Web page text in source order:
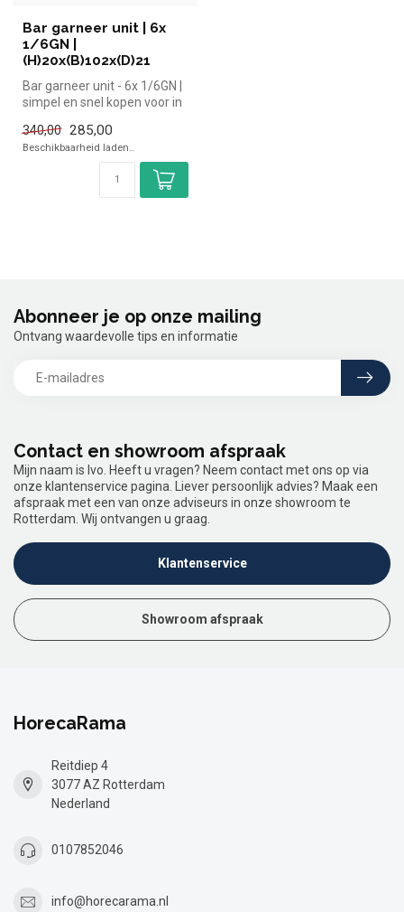
Bar garneer unit | 6x
1/6GN |
(H)20x(B)102x(D)21
Bar garneer unit - 6x 1/6GN |
simpel en snel kopen voor in
340,00 285,00
Beschikbaarheid laden..
Contact en showroom afspraak
Mijn naam is Ivo. Heeft u vragen? Neem contact met ons op via
onze klantenservice pagina. Liever persoonlijk advies? Maak een
afspraak met een van onze adviseurs in onze showroom te
Rotterdam. Wij ontvangen u graag.
Klantenservice
Showroom afspraak
Abonneer je op onze mailing
Ontvang waardevolle tips en informatie
HorecaRama
Reitdiep 4
3077 AZ Rotterdam
Nederland
0107852046
info@horecarama.nl